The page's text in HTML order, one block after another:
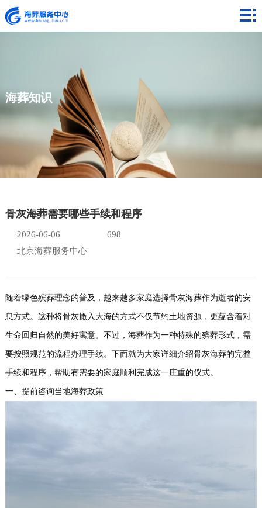
网
页
费
用
葬
流
海
葬
海
海葬知识
骨灰海葬需要哪些手续和程序
2026-06-06
698
北京海葬服务中心
随着绿色殡葬理念的普及，越来越多家庭选择骨灰海葬作为逝者的安
息方式。这种将骨灰撒入大海的方式不仅节约土地资源，更蕴含着对
生命回归自然的美好寓意。不过，海葬作为一种特殊的殡葬形式，需
要按照规范的流程办理手续。下面就为大家详细介绍骨灰海葬的完整
手续和程序，帮助有需要的家庭顺利完成这一庄重的仪式。
一、提前咨询当地海葬政策